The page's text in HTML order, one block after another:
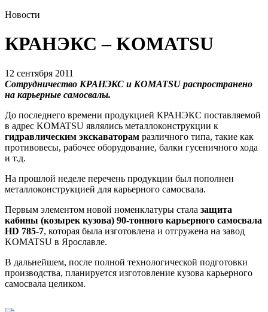
Новости
КРАНЭКС – KOMATSU
12 сентября 2011
Сотрудничество КРАНЭКС и KOMATSU распространено
на карьерные самосвалы.
До последнего времени продукцией КРАНЭКС поставляемой
в адрес KOMATSU являлись металлоконструкции к
гидравлическим экскаваторам различного типа, такие как
противовесы, рабочее оборудование, балки гусеничного хода
и т.д.
На прошлой неделе перечень продукции был пополнен
металлоконструкцией для карьерного самосвала.
Первым элементом новой номенклатуры стала защита
кабины (козырек кузова) 90-тонного карьерного самосвала
HD 785-7, которая была изготовлена и отгружена на завод
KOMATSU в Ярославле.
В дальнейшем, после полной технологической подготовки
производства, планируется изготовление кузова карьерного
самосвала целиком.